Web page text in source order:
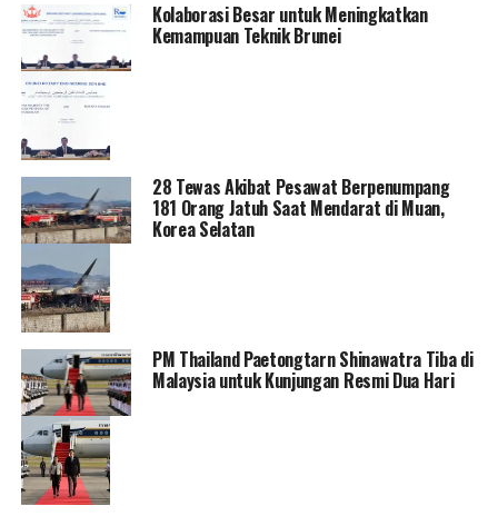
Kolaborasi Besar untuk Meningkatkan
Kemampuan Teknik Brunei
28 Tewas Akibat Pesawat Berpenumpang
181 Orang Jatuh Saat Mendarat di Muan,
Korea Selatan
PM Thailand Paetongtarn Shinawatra Tiba di
Malaysia untuk Kunjungan Resmi Dua Hari